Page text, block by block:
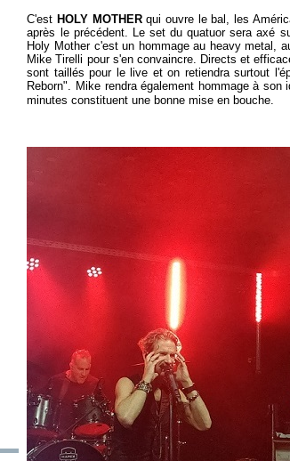
C'est HOLY MOTHERqui ouvre le bal, les
après le précédent. Le set du quatuor sera axé
Holy Mother c'est un hommage au heavy metal,
Mike Tirelli pour s'en convaincre. Directs et
sont taillés pour le live et on retiendra surtout
Reborn". Mike rendra également hommage à son
minutes constituent une bonne mise en bouche.